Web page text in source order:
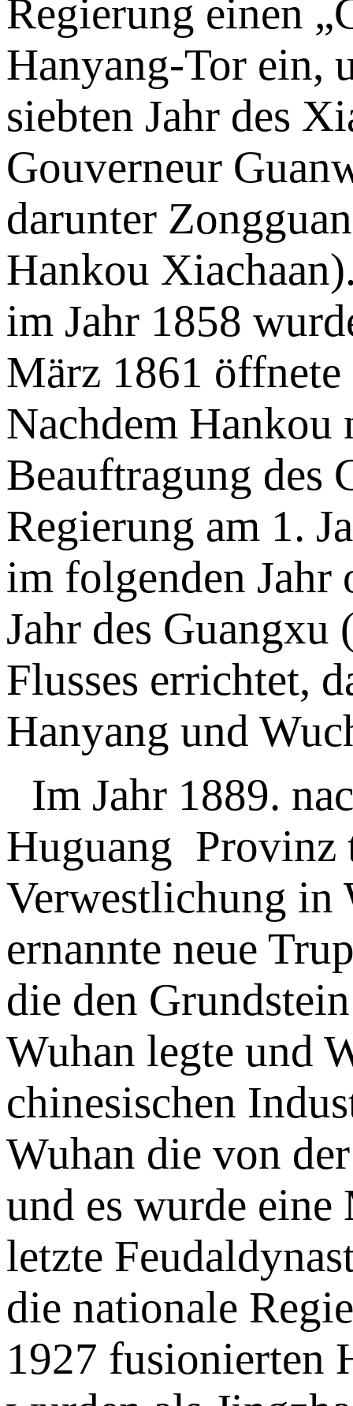
Regierung einen
Hanyang-Tor ein,
siebten Jahr des
Gouverneur
darunter
Hankou
im Jahr 1858
März 1861
Nachdem Hankou
Beauftragung des
Regierung am 1.
im folgenden
Jahr des
Flusses errichtet,
Hanyang und
Im Jahr 1889.
Huguang Provinz
Verwestlichung in
ernannte neue
die den
Wuhan legte und
chinesischen
Wuhan die von
und es wurde
letzte
die nationale
1927 fusionierten